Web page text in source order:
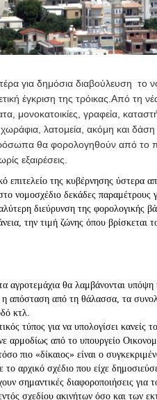
για δημόσια διαβούλευση το
έγκριση της τρόικας.Από τη
μονοκατοικίες, γραφεία,
λατομεία, ακόμη και
θα φορολογηθούν από το
εξαιρέσεις.
επιτελείο της κυβέρνησης ύστερα
νομοσχέδιο δεκάδες παραμέτρους
διεύρυνση της φορολογικής
την τιμή ζώνης όπου βρίσκεται
αγροτεμάχια θα λαμβάνονται
η απόσταση από τη θάλασσα, τα
κτλ.
τύπος για να υπολογίσει κανείς
αρμοδίως από το υπουργείο
πιο «δίκαιος» είναι ο
αρχικό σχέδιο που είχε
σημαντικές διαφοροποιήσεις για
σχεδίου ακινήτων όσο και των